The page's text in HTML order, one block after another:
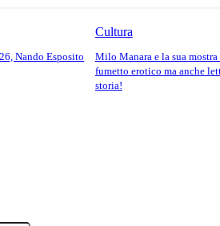
Nando Esposito
Cultura
Milo Manara e la sua mostra
fumetto erotico ma anche
storia!